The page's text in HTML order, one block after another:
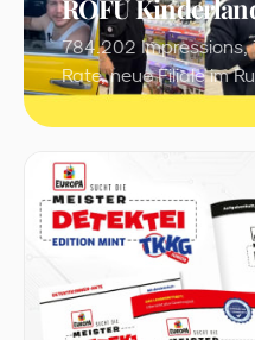
ROFU
784.202 Impressions,
Rate, neue Filiale im